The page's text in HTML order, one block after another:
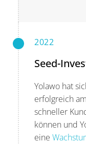
2022
Seed-
Yolawo hat
erfolgreich
schneller
können und
eine